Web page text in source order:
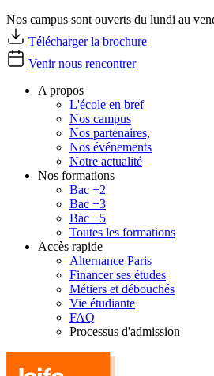
Nos campus sont ouverts du lundi au
Télécharger la brochure
Venir nous rencontrer
A propos
L'école en bref
Nos campus
Nos partenaires,
Nos événements
Notre actualité
Nos formations
Bac +2
Bac +3
Bac +5
Toutes les formations
Accès rapide
Alternance Paris
Financer ses études
Métiers et débouchés
Vie étudiante
FAQ
Processus d'admission